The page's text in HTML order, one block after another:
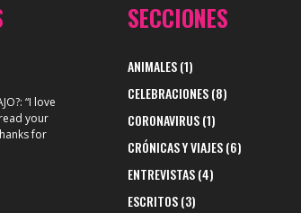
: “I love
your
for
SECCIONES
ANIMALES(1)
CELEBRACIONES(8)
CORONAVIRUS(1)
CRÓNICAS Y VIAJES(6)
ENTREVISTAS(4)
ESCRITOS(3)